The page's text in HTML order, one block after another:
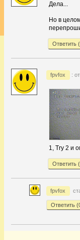
Дела...
Но в
Ответить (
fpvfox :
1, Try 2 и
Ответить (
fpvfox
Ответить (